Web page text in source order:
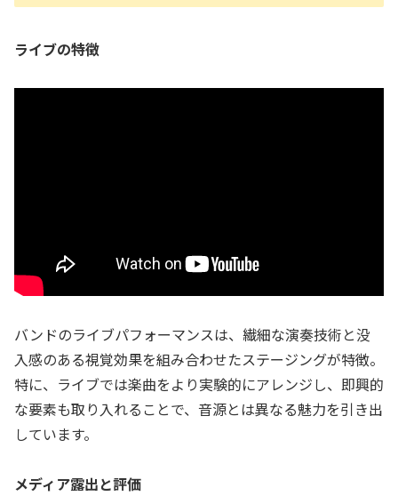
ライブの特徴
バンドのライブパフォーマンスは、繊細な演奏技術と没
入感のある視覚効果を組み合わせたステージングが特徴。
特に、ライブでは楽曲をより実験的にアレンジし、即興的
な要素も取り入れることで、音源とは異なる魅力を引き出
しています。
メディア露出と評価